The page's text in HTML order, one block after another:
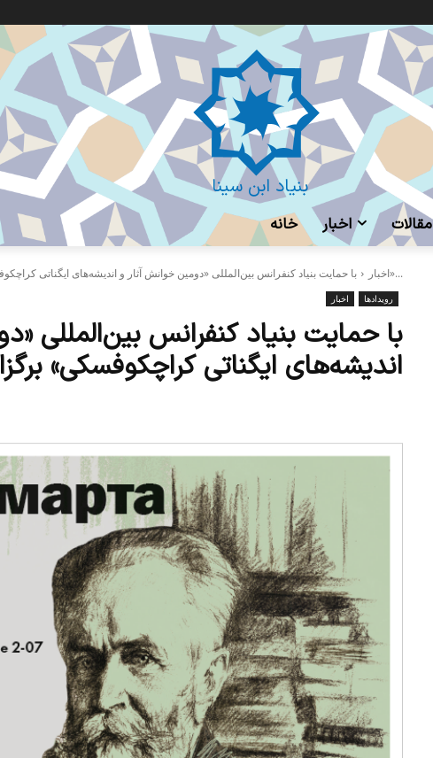
بنیاد ابن سینا
خانه اخبار مقالات
اخباربا حمایت بنیاد کنفرانس بین‌المللی «دومین خوانش‌ آثار و اندیشه‌های ایگناتی کراچکوفسکی»...
اخبار رویدادها
با حمایت بنیاد کنفرانس بین‌المللی
اندیشه‌های ایگناتی کراچکوفسکی»